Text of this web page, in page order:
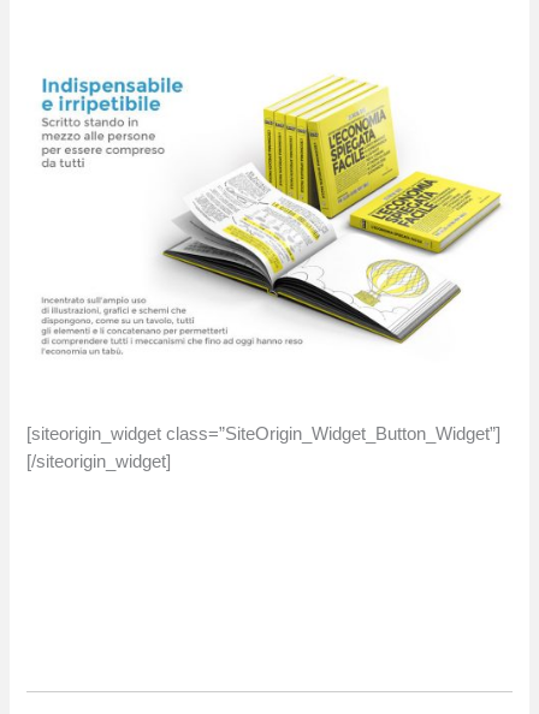
[siteorigin_widget class=”SiteOrigin_Widget_Button_Widget”]
[/siteorigin_widget]